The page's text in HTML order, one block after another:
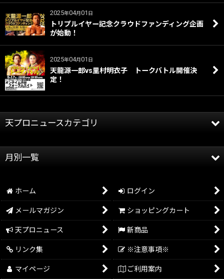
2025年04月01 日
トリプルイヤー記念クラウドファンディング企画
が始動！
2025年04月01 日
天龍源一郎vs里村明衣子 トークバトル開催決
定！
天プロニュースカテゴリ
天龍プロジェクト
月別一覧
2025年
2024年
2023年
2022年
ホーム ログイン
メールマガジン ショッピングカート
天プロニュース 新商品
リンク集 ※注意事項※
マイページ ご利用案内